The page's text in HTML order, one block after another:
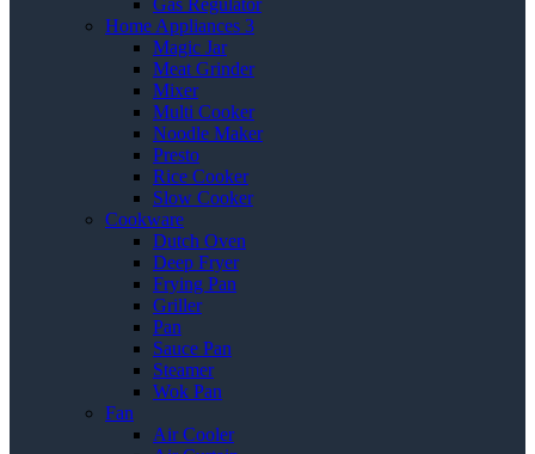
Gas Regulator
Home Appliances 3
Magic Jar
Meat Grinder
Mixer
Multi Cooker
Noodle Maker
Presto
Rice Cooker
Slow Cooker
Cookware
Dutch Oven
Deep Fryer
Frying Pan
Griller
Pan
Sauce Pan
Steamer
Wok Pan
Fan
Air Cooler